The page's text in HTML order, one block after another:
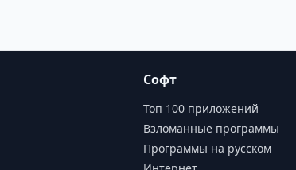
Софт
Топ 100 приложений
Взломанные программы
Программы на русском